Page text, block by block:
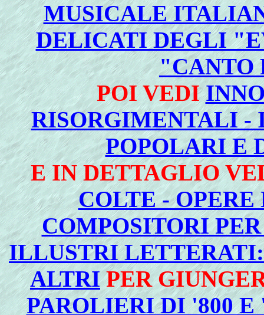
MUSICALE
DELICATI DEGLI
"CANTO
POI VEDI
RISORGIMENTALI -
POPOLARI E
E IN DETTAGLIO
COLTE -
COMPOSITORI
ILLUSTRI
ALTRI PER
PAROLIERI DI '800